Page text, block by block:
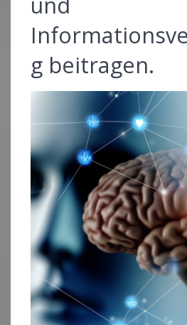
g beitragen.